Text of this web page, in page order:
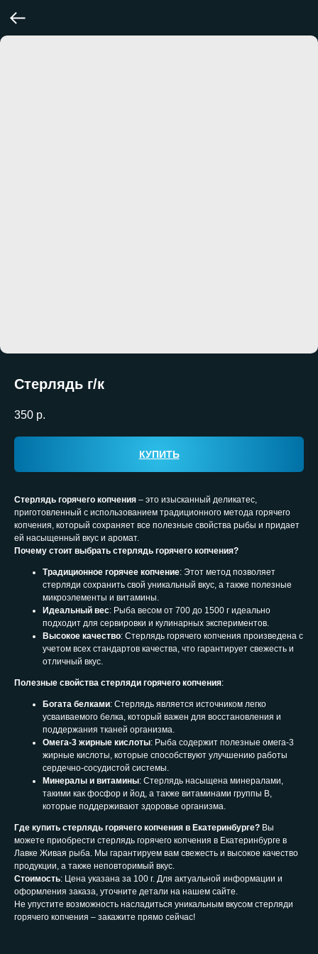
Стерлядь г/к
350 р.
КУПИТЬ
Стерлядь горячего копчения – это изысканный деликатес,
приготовленный с использованием традиционного метода горячего
копчения, который сохраняет все полезные свойства рыбы и придает
ей насыщенный вкус и аромат.
Почему стоит выбрать стерлядь горячего копчения?
Традиционное горячее копчение: Этот метод позволяет
стерляди сохранить свой уникальный вкус, а также полезные
микроэлементы и витамины.
Идеальный вес: Рыба весом от 700 до 1500 г идеально
подходит для сервировки и кулинарных экспериментов.
Высокое качество: Стерлядь горячего копчения произведена с
учетом всех стандартов качества, что гарантирует свежесть и
отличный вкус.
Полезные свойства стерляди горячего копчения:
Богата белками: Стерлядь является источником легко
усваиваемого белка, который важен для восстановления и
поддержания тканей организма.
Омега-3 жирные кислоты: Рыба содержит полезные омега-3
жирные кислоты, которые способствуют улучшению работы
сердечно-сосудистой системы.
Минералы и витамины: Стерлядь насыщена минералами,
такими как фосфор и йод, а также витаминами группы B,
которые поддерживают здоровье организма.
Где купить стерлядь горячего копчения в Екатеринбурге? Вы
можете приобрести стерлядь горячего копчения в Екатеринбурге в
Лавке Живая рыба. Мы гарантируем вам свежесть и высокое качество
продукции, а также неповторимый вкус.
Стоимость: Цена указана за 100 г. Для актуальной информации и
оформления заказа, уточните детали на нашем сайте.
Не упустите возможность насладиться уникальным вкусом стерляди
горячего копчения – закажите прямо сейчас!